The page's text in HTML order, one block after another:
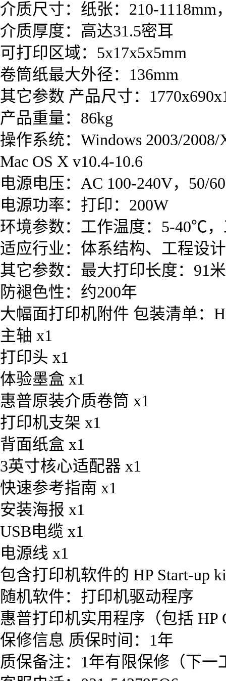
介质尺寸：纸张：210-1118mm
介质厚度：高达31.5密耳
可打印区域：5x17x5x5mm
卷筒纸最大外径：136mm
其它参数 产品尺寸：
产品重量：86kg
操作系统：Windows 2003/2008/
Mac OS X v10.4-10.6
电源电压：AC 100-240V，50/
电源功率：打印：200W
环境参数：工作温度：5-40℃
适应行业：体系结构、工程设
其它参数：最大打印长度：91米
防褪色性：约200年
大幅面打印机附件 包装清单：
主轴 x1
打印头 x1
体验墨盒 x1
惠普原装介质卷筒 x1
打印机支架 x1
背面纸盒 x1
3英寸核心适配器 x1
快速参考指南 x1
安装海报 x1
USB电缆 x1
电源线 x1
包含打印机软件的 HP Start-up
随机软件：打印机驱动程序
惠普打印机实用程序（包括 HP
保修信息 质保时间：1年
质保备注：1年有限保修（下一